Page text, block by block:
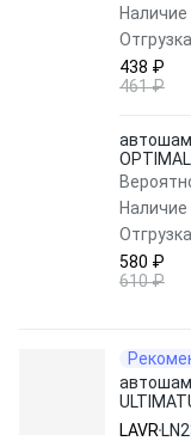
Наличие
Отгрузка
438 ₽
461 ₽
Наличие
Отгрузка
580 ₽
610 ₽
1:80), 1.1
LAVR